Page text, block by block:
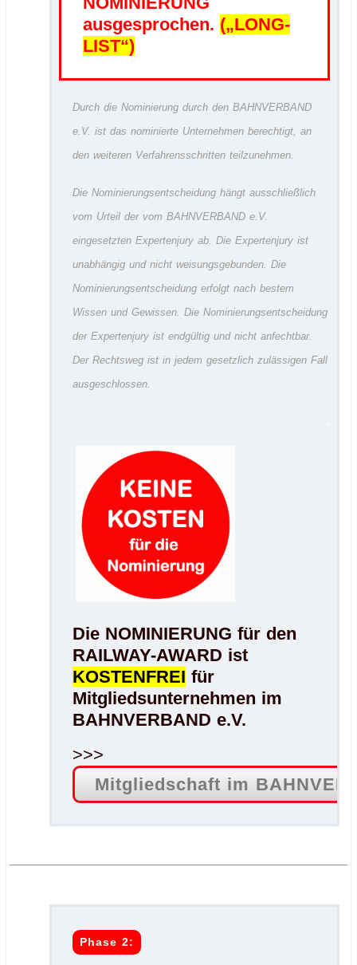
ausgesprochen. („LONG-
LIST“)
Durch die Nominierung durch den BAHNVERBAND
e.V. ist das nominierte Unternehmen berechtigt, an
den weiteren Verfahrensschritten teilzunehmen.
Die Nominierungsentscheidung hängt ausschließlich
vom Urteil der vom BAHNVERBAND e.V.
eingesetzten Expertenjury ab. Die Expertenjury ist
unabhängig und nicht weisungsgebunden. Die
Nominierungsentscheidung erfolgt nach bestem
Wissen und Gewissen. Die Nominierungsentscheidung
der Expertenjury ist endgültig und nicht anfechtbar.
Der Rechtsweg ist in jedem gesetzlich zulässigen Fall
ausgeschlossen.
Die NOMINIERUNG für den
RAILWAY-AWARD ist
KOSTENFREI für
Mitgliedsunternehmen im
BAHNVERBAND e.V.
>>>
Mitgliedschaft im
Phase 2: